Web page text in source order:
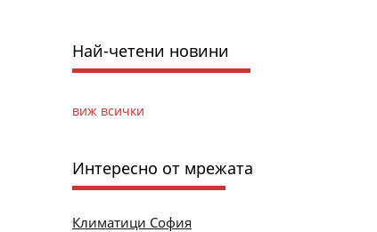
Най-четени новини
виж всички
Интересно от мрежата
Климатици София